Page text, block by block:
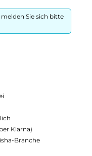
Sie sich bitte
Klarna)
Branche